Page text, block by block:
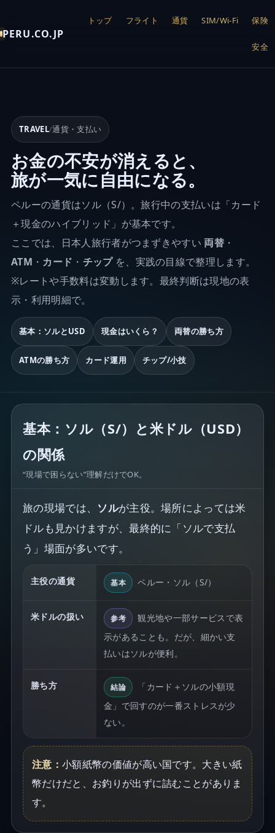
PERU.CO.JP
トップ フライト 通貨 SIM/Wi-Fi 保険
安全
TRAVEL/通貨・支払い
お金の不安が消えると、
旅が一気に自由になる。
ペルーの通貨はソル（S/）。旅行中の支払いは「カード
＋現金のハイブリッド」が基本です。
ここでは、日本人旅行者がつまずきやすい 両替 ・
ATM ・ カード ・ チップを、実践の目線で整理します。
※レートや手数料は変動します。最終判断は現地の表
示・利用明細で。
基本：ソルとUSD 現金はいくら？ 両替の勝ち方
ATMの勝ち方 カード運用 チップ/小技
基本：ソル（S/）と米ドル（USD）
の関係
“現場で困らない”理解だけでOK。
旅の現場では、 ソルが主役。場所によっては米
ドルも見かけますが、最終的に「ソルで支払
う」場面が多いです。
主役の通貨 基本 ペルー・ソル（S/）
米ドルの扱い 参考
観光地や一部サービスで表
示があることも。だが、細かい支
払いはソルが便利。
勝ち方 結論
「カード＋ソルの小額現
金」で回すのが一番ストレスが少
ない。
注意： 小額紙幣の価値が高い国です。大きい紙
幣だけだと、お釣りが出ずに詰むことがありま
す。